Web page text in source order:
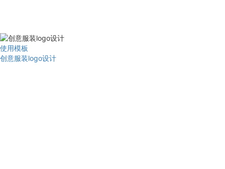
使用模板
创意服装logo设计